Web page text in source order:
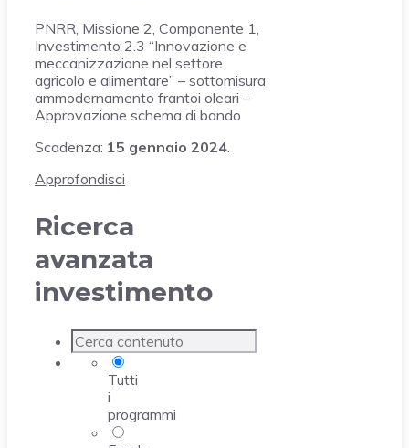
PNRR, Missione 2, Componente 1,
Investimento 2.3 “Innovazione e
meccanizzazione nel settore
agricolo e alimentare” – sottomisura
ammodernamento frantoi oleari –
Approvazione schema di bando
Scadenza: 15 gennaio 2024.
Approfondisci
Ricerca
avanzata
investimento
Tutti
i
programmi